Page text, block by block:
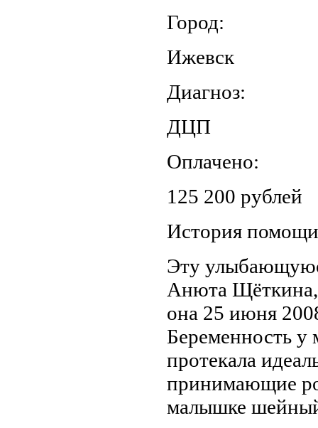
Город:
Ижевск
Диагноз:
ДЦП
Оплачено:
125 200 рублей
История помощи
Эту
Анюта Щёткина,
она 25 июня
Беременность
протекала
принимающие
малышке